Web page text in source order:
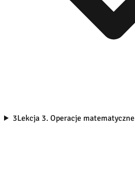
3Lekcja 3. Operacje matematyczne